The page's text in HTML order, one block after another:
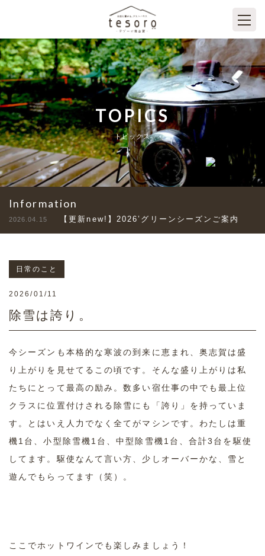
TOPICS
トピックス
Information
2026.04.15 【更新new!】2026’グリーンシーズンご案内
日常のこと
2026/01/11
除雪は誇り。
今シーズンも本格的な寒波の到来に恵まれ、奥志賀は盛
り上がりを見せてるこの頃です。そんな盛り上がりは私
たちにとって最高の励み。数多い宿仕事の中でも最上位
クラスに位置付けされる除雪にも「誇り」を持っていま
す。とはいえ人力でなく全てがマシンです。わたしは重
機1台、小型除雪機1台、中型除雪機1台、合計3台を駆使
してます。駆使なんて言い方、少しオーバーかな、雪と
遊んでもらってます（笑）。
ここでホットワインでも楽しみましょう！